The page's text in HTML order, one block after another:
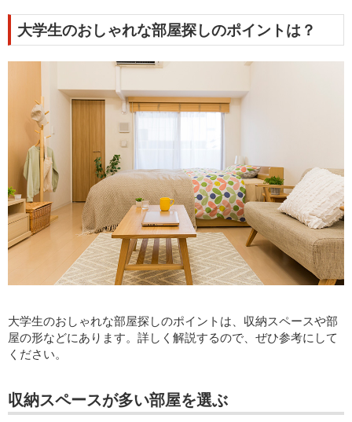
大学生のおしゃれな部屋探しのポイントは？
大学生のおしゃれな部屋探しのポイントは、収納スペースや部
屋の形などにあります。詳しく解説するので、ぜひ参考にして
ください。
収納スペースが多い部屋を選ぶ